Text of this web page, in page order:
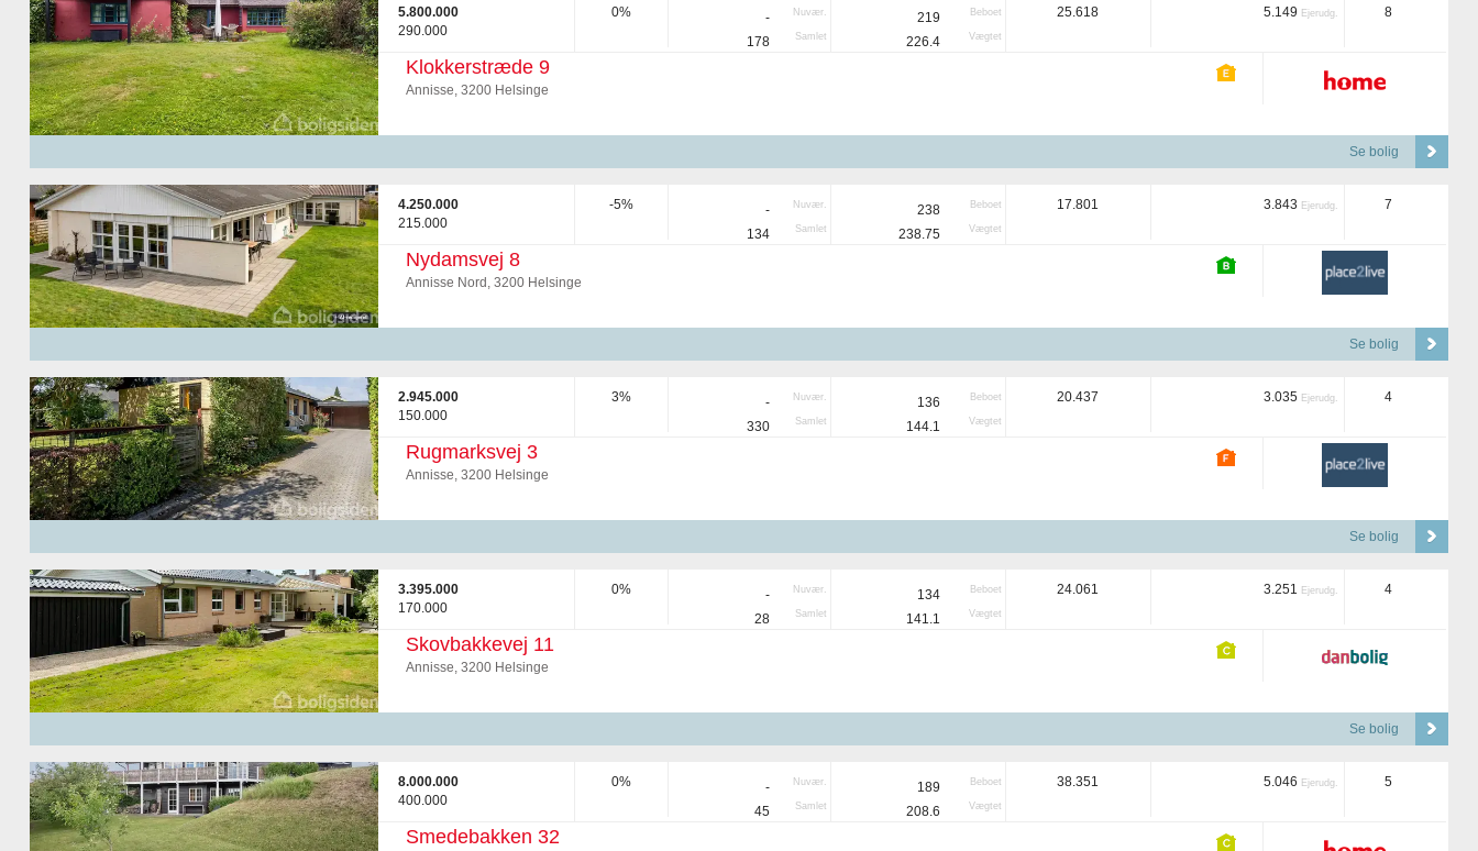
5.800.000
290.000
0% - Nuvær.
178 Samlet
219 Beboet
226.4 Vægtet
25.618 5.149 Ejerudg. 8
Klokkerstræde 9
Annisse, 3200 Helsinge
Se bolig
4.250.000
215.000
-5% - Nuvær.
134 Samlet
238 Beboet
238.75 Vægtet
17.801 3.843 Ejerudg. 7
Nydamsvej 8
Annisse Nord, 3200 Helsinge
Se bolig
2.945.000
150.000
3% - Nuvær.
330 Samlet
136 Beboet
144.1 Vægtet
20.437 3.035 Ejerudg. 4
Rugmarksvej 3
Annisse, 3200 Helsinge
Se bolig
3.395.000
170.000
0% - Nuvær.
28 Samlet
134 Beboet
141.1 Vægtet
24.061 3.251 Ejerudg. 4
Skovbakkevej 11
Annisse, 3200 Helsinge
Se bolig
8.000.000
400.000
0% - Nuvær.
45 Samlet
189 Beboet
208.6 Vægtet
38.351 5.046 Ejerudg. 5
Smedebakken 32